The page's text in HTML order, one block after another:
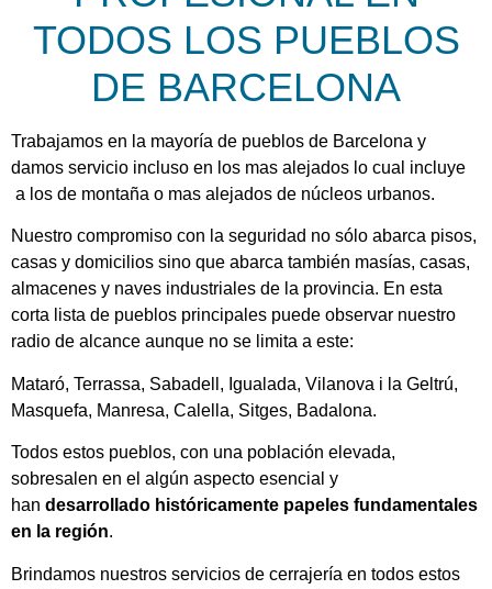
TODOS LOS PUEBLOS
DE BARCELONA
Trabajamos en la mayoría de pueblos de Barcelona y
damos servicio incluso en los mas alejados lo cual incluye
a los de montaña o mas alejados de núcleos urbanos.
Nuestro compromiso con la seguridad no sólo abarca pisos,
casas y domicilios sino que abarca también masías, casas,
almacenes y naves industriales de la provincia. En esta
corta lista de pueblos principales puede observar nuestro
radio de alcance aunque no se limita a este:
Mataró, Terrassa, Sabadell, Igualada, Vilanova i la Geltrú,
Masquefa, Manresa, Calella, Sitges, Badalona.
Todos estos pueblos, con una población elevada,
sobresalen en el algún aspecto esencial y
han desarrollado históricamente papeles fundamentales
en la región.
Brindamos nuestros servicios de cerrajería en todos estos